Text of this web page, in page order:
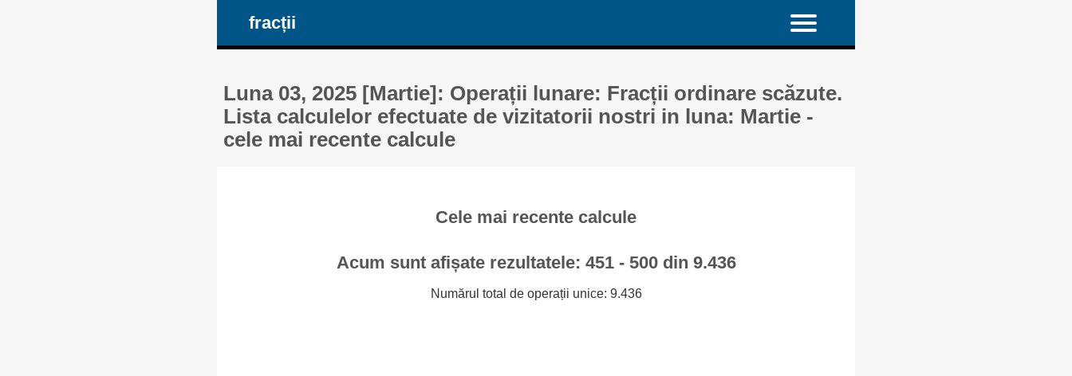
fracții
Luna 03, 2025 [Martie]: Operații lunare: Fracții ordinare scăzute.
Lista calculelor efectuate de vizitatorii nostri in luna: Martie -
cele mai recente calcule
Cele mai recente calcule
Acum sunt afișate rezultatele: 451 - 500 din 9.436
Numărul total de operații unice: 9.436